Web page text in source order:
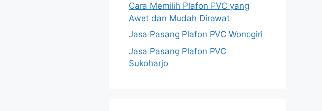
Cara Memilih Plafon PVC yang
Awet dan Mudah Dirawat
Jasa Pasang Plafon PVC Wonogiri
Jasa Pasang Plafon PVC
Sukoharjo